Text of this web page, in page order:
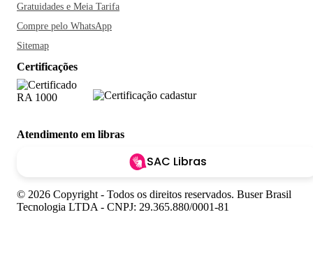
Gratuidades e Meia Tarifa
Compre pelo WhatsApp
Sitemap
Certificações
Atendimento em libras
SAC Libras
© 2026 Copyright - Todos os direitos reservados. Buser Brasil
Tecnologia LTDA - CNPJ: 29.365.880/0001-81